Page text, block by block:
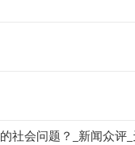
社会问题？_新闻众评